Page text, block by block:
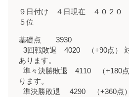
９日付け ４日現在 ４０２
５位
基礎点 3930
3回戦敗退 4020 （+90点）
あります。
準々決勝敗退 4110 （+180点
ります。
準決勝敗退 4290 （+360点